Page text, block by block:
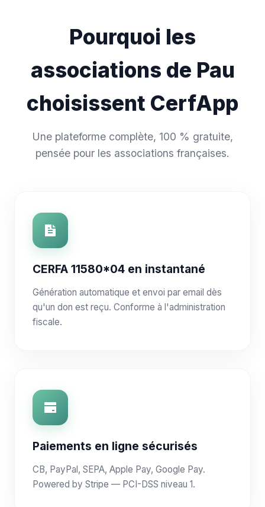
Pourquoi les
associations de Pau
choisissent CerfApp
Une plateforme complète, 100 % gratuite,
pensée pour les associations françaises.
CERFA 11580*04 en instantané
Génération automatique et envoi par email dès
qu'un don est reçu. Conforme à l'administration
fiscale.
Paiements en ligne sécurisés
CB, PayPal, SEPA, Apple Pay, Google Pay.
Powered by Stripe — PCI-DSS niveau 1.